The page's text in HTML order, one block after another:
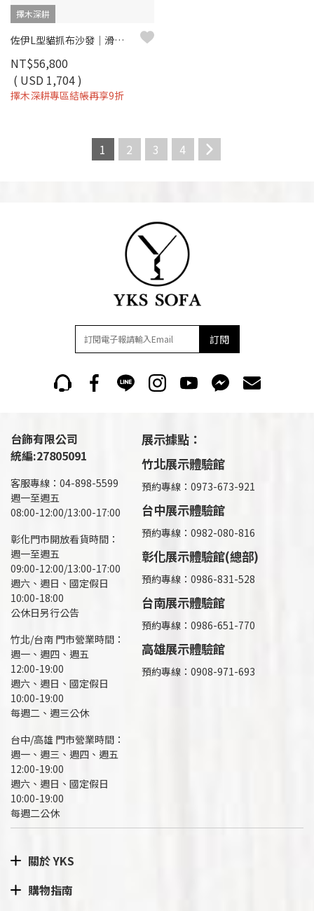
擇木深耕
佐伊L型貓抓布沙發｜滑軌坐墊 × 可調頭枕 × 耐磨防潑水 × 左右型–擇木深耕
NT$56,800
( USD 1,704 )
擇木深耕專區結帳再享9折
1 2 3 4
訂閱
台飾有限公司
統編:27805091
客服專線：04-898-5599
週一至週五
08:00-12:00/13:00-17:00
彰化門市開放看貨時間：
週一至週五
09:00-12:00/13:00-17:00
週六、週日、國定假日
10:00-18:00
公休日另行公告
竹北/台南 門市營業時間：
週一、週四、週五
12:00-19:00
週六、週日、國定假日
10:00-19:00
每週二、週三公休
台中/高雄 門市營業時間：
週一、週三、週四、週五
12:00-19:00
週六、週日、國定假日
10:00-19:00
每週二公休
展示據點：
竹北展示體驗館
預約專線：0973-673-921
台中展示體驗館
預約專線：0982-080-816
彰化展示體驗館(總部)
預約專線： 0986-831-528
台南展示體驗館
預約專線：0986-651-770
高雄展示體驗館
預約專線： 0908-971-693
關於 YKS
購物指南